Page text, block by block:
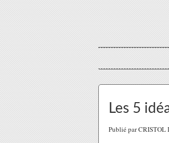
Les 5
Publié par CRISTOL